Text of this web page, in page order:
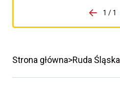
porzpedniego komunikatu
1 / 1
Strona główna Ruda Śląska